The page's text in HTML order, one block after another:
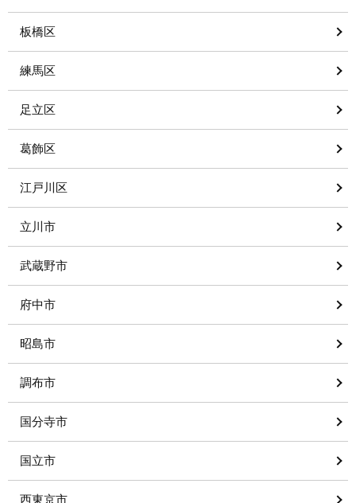
板橋区
練馬区
足立区
葛飾区
江戸川区
立川市
武蔵野市
府中市
昭島市
調布市
国分寺市
国立市
西東京市